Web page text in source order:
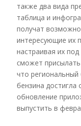
также два вида
таблица и
получат
интересующие их
настраивая их
сможет
что
бензина
обновление
выпустить в